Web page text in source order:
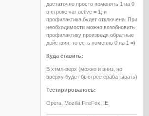
достаточно просто поменять 1 на 0
в строке var active = 1; и
профилактика будет отключена. При
необходимости можно возобновить
профилактику произведя обратные
действия, то есть поменяв 0 на 1 =)
Куда ставить:
В хтмл-верх (можно и вниз, но
вверху будет быстрее срабатывать)
Тестирировалось:
Opera, Mozilla FireFox, IE